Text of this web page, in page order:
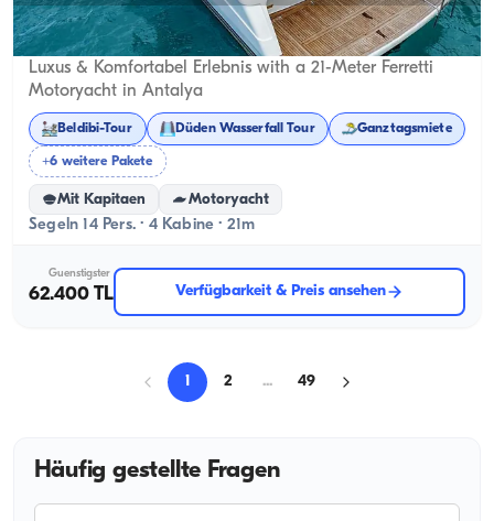
Antalya Zentrum, Antalya 5.0(6 Bewertung )
Luxus & Komfortabel Erlebnis with a 21-Meter Ferretti
Motoryacht in Antalya
Beldibi-Tour Düden Wasserfall Tour Ganztagsmiete
+6 weitere Pakete
Mit Kapitaen Motoryacht
Segeln 14 Pers. · 4 Kabine · 21m
Guenstigster
62.400 TL Verfügbarkeit & Preis ansehen
1 2 ... 49
Häufig gestellte Fragen